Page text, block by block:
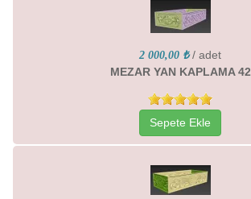
2 000,00 ₺ / adet
MEZAR YAN KAPLAMA 42
Sepete Ekle